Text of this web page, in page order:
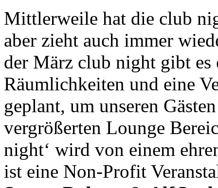
Mittlerweile hat die club
aber zieht auch immer
der März club night gibt es
Räumlichkeiten und eine
geplant, um unseren
vergrößerten Lounge
night‘ wird von einem
ist eine Non-Profit